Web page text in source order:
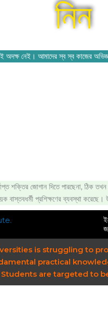
নিন
অদক্ষ নেই। আমাদের স্ব স্ব কাজের অভিজ্ঞ
শক্তির জোগান দিতে পারছেনা, ঠিক
বাস্তবধর্মী প্রশিক্ষণের ব্যবস্থা
is struggling to
practical
Students are targeted to